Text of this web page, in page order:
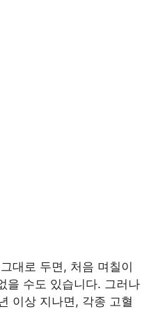
대로 두면, 처음 며칠이
을 수도 있습니다. 그러나
이상 지나면, 각종 고혈